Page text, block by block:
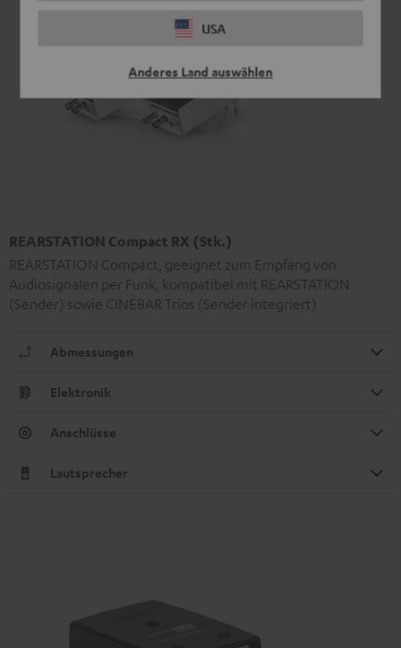
USA
Anderes Land auswählen
REARSTATION Compact RX (Stk.)
REARSTATION Compact, geeignet zum Empfang von
Audiosignalen per Funk, kompatibel mit REARSTATION
(Sender) sowie CINEBAR Trios (Sender integriert)
Abmessungen
Elektronik
Anschlüsse
Lautsprecher